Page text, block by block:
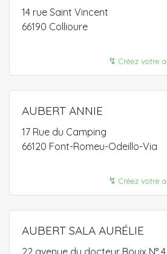
14 rue Saint Vincent
66190 Collioure
↯ Créez votre
AUBERT ANNIE
17 Rue du Camping
66120 Font-Romeu-Odeillo-Via
↯ Créez votre
AUBERT SALA AURÉLIE
22 avenue du docteur Bouix N° 4